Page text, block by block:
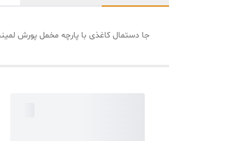
جا دستمال کاغذی با پارچه مخمل پورش